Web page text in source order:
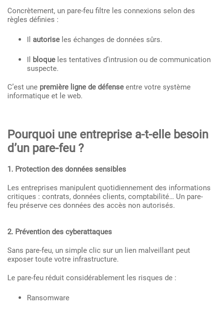
Concrètement, un pare-feu filtre les connexions selon des
règles définies :
Il autorise les échanges de données sûrs.
Il bloque les tentatives d’intrusion ou de communication
suspecte.
C’est une première ligne de défense entre votre système
informatique et le web.
Pourquoi une entreprise a-t-elle besoin
d’un pare-feu ?
1. Protection des données sensibles
Les entreprises manipulent quotidiennement des informations
critiques : contrats, données clients, comptabilité… Un pare-
feu préserve ces données des accès non autorisés.
2. Prévention des cyberattaques
Sans pare-feu, un simple clic sur un lien malveillant peut
exposer toute votre infrastructure.
Le pare-feu réduit considérablement les risques de :
Ransomware